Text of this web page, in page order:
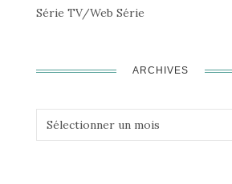
Série TV/Web Série
ARCHIVES
Archives